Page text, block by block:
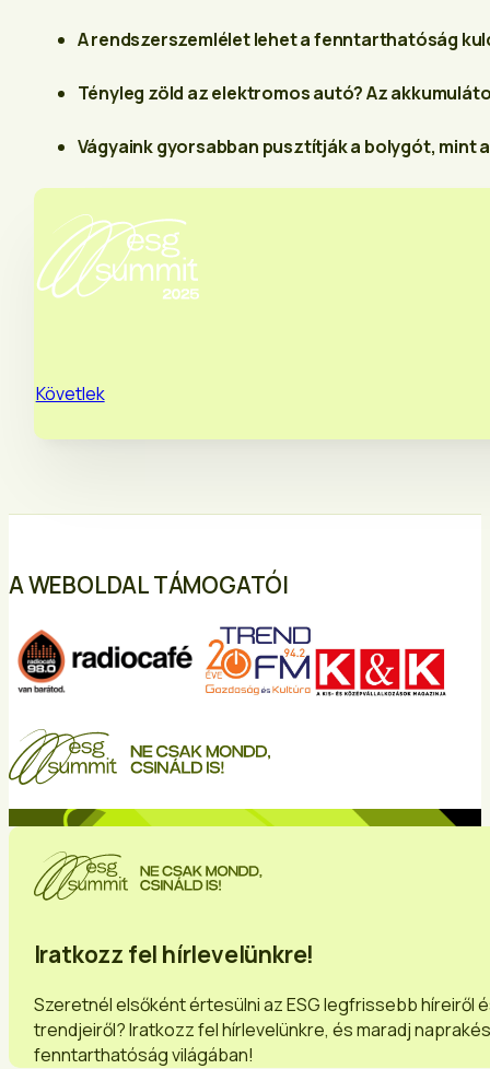
A rendszerszemlélet lehet a fenntarthatóság
Tényleg zöld az elektromos autó? Az
Vágyaink gyorsabban pusztítják a bolygót, mint
Követlek
A WEBOLDAL TÁMOGATÓI
Iratkozz fel hírlevelünkre!
Szeretnél elsőként értesülni az ESG legfrissebb híreiről
trendjeiről? Iratkozz fel hírlevelünkre, és maradj
fenntarthatóság világában!